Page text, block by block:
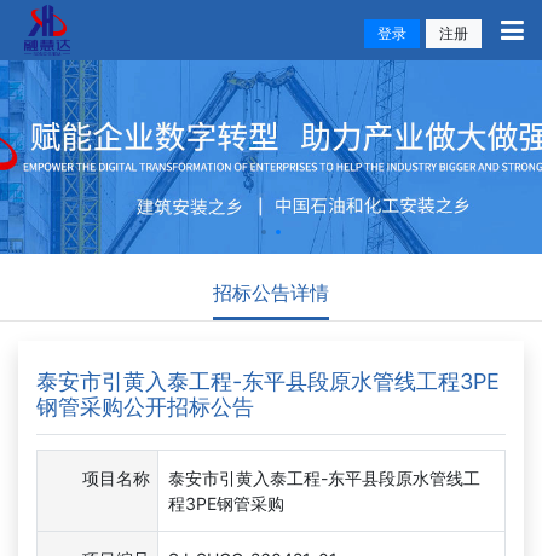
登录 注册
招标公告详情
泰安市引黄入泰工程-东平县段原水管线工程3PE
钢管采购公开招标公告
项目名称
泰安市引黄入泰工程-东平县段原水管线工
程3PE钢管采购